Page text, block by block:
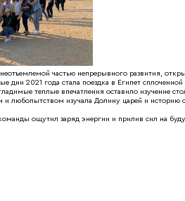
частью непрерывного развития,
дни 2021 года стала поездка в Египет
теплые впечатления оставило изучение
и любопытством изучала Долину царей и
ощутил заряд энергии и прилив сил на